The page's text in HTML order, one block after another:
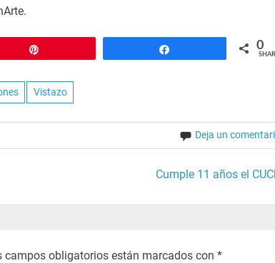
0
Vistazo
Deja un
Cumple 11 años el
campos obligatorios están marcados con *